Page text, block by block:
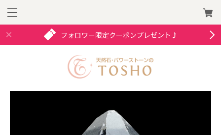
フォロワー限定クーポンプレゼント♪